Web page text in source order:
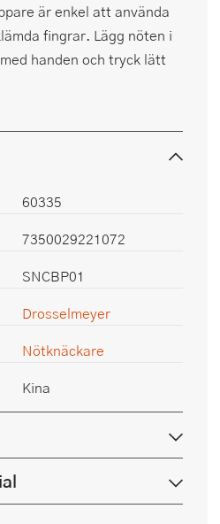
är enkel att använda
fingrar. Lägg nöten i
handen och tryck lätt
60335
7350029221072
SNCBP01
Drosselmeyer
Nötknäckare
Kina